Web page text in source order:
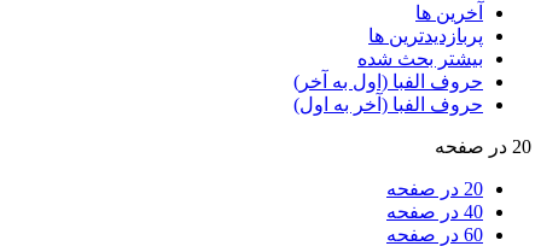
آخرین ها
پربازدیدترین ها
بیشتر بحث شده
حروف الفبا (اول به آخر)
حروف الفبا (آخر به اول)
20 در صفحه
20 در صفحه
40 در صفحه
60 در صفحه